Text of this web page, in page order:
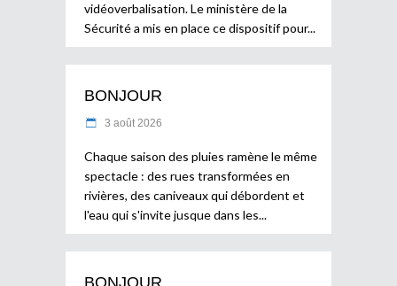
vidéoverbalisation. Le ministère de la
Sécurité a mis en place ce dispositif pour
BONJOUR
3 août 2026
Chaque saison des pluies ramène le même
spectacle : des rues transformées en
rivières, des caniveaux qui débordent et
l'eau qui s'invite jusque dans les